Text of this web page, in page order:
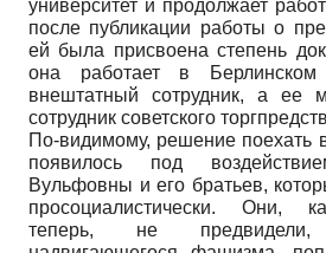
университет и продолжает
после публикации работы о
ей была присвоена степень
она работает в Берлинском
внештатный сотрудник, а
сотрудник советского
По-видимому, решение поехать
появилось под
Вульфовны и его братьев,
просоциалистически. Они,
теперь, не